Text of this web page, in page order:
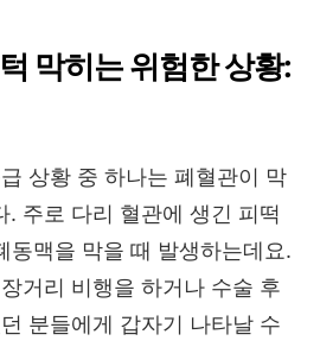
막히는 위험한 상황:
상황 중 하나는 폐혈관이 막
. 주로 다리 혈관에 생긴 피떡
동맥을 막을 때 발생하는데요.
거리 비행을 하거나 수술 후
분들에게 갑자기 나타날 수